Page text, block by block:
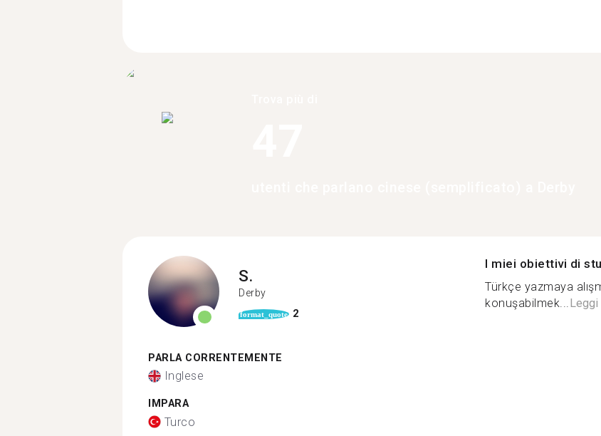
S.
Derby
format_quote 2
PARLA CORRENTEMENTE
Inglese
IMPARA
Turco
I miei obiettivi di
Türkçe yazmaya
konuşabilmek... Leggi